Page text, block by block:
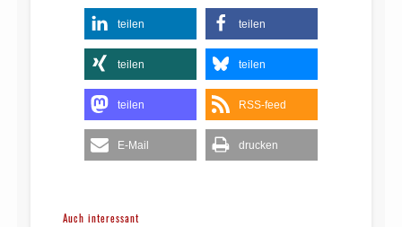
teilen teilen
teilen teilen
teilen RSS-feed
E-Mail drucken
Auch interessant